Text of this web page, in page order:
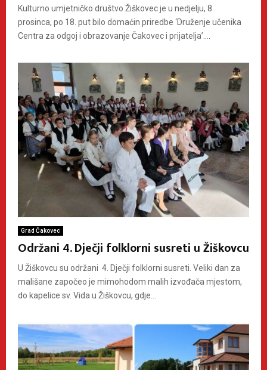
Kulturno umjetničko društvo Žiškovec je u nedjelju, 8.
prosinca, po 18. put bilo domaćin priredbe ‘Druženje učenika
Centra za odgoj i obrazovanje Čakovec i prijatelja’....
Grad Čakovec
Održani 4. Dječji folklorni susreti u Žiškovcu
U Žiškovcu su održani 4. Dječji folklorni susreti. Veliki dan za
mališane započeo je mimohodom malih izvođača mjestom,
do kapelice sv. Vida u Žiškovcu, gdje...